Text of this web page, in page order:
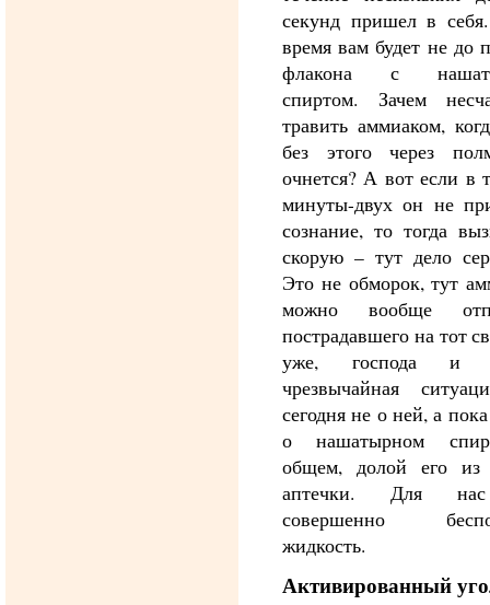
секунд пришел в
время вам будет не до
флакона с
спиртом. Зачем
травить аммиаком,
без этого через
очнется? А вот если в
минуты-двух он не
сознание, то тогда
скорую – тут дело
Это не обморок, тут
можно вообще
пострадавшего на тот
уже, господа и
чрезвычайная
сегодня не о ней, а
о нашатырном
общем, долой его из
аптечки. Для
совершенно
жидкость.
Активированный